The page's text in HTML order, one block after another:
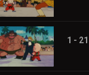
1 - 21